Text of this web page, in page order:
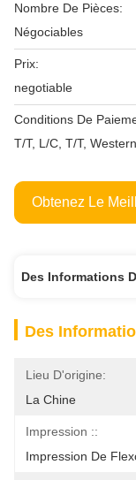
Nombre De Pièces:
Négociables
Prix:
negotiable
Conditions De
T/T, L/C, T/T,
Obtenez Le
Des Informations
Des
Lieu D'origine:
La Chine
Impression ::
Impression De